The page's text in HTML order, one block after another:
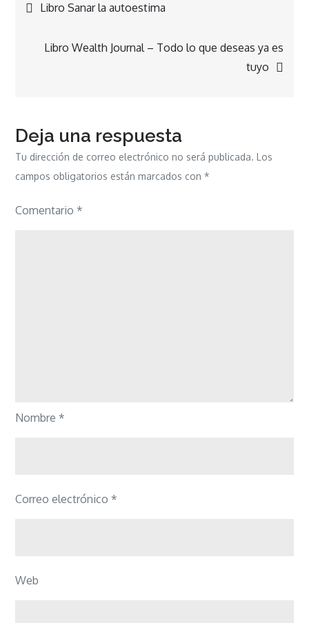
de
Libro Sanar la autoestima
Libro Wealth Journal – Todo lo que deseas ya es
tuyo
Deja una respuesta
Tu dirección de correo electrónico no será publicada. Los
campos obligatorios están marcados con*
Comentario *
Nombre *
Correo electrónico *
Web